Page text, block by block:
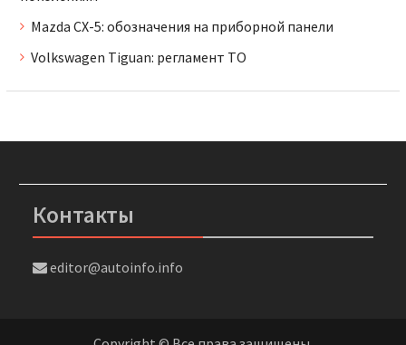
Mazda CX-5: обозначения на приборной панели
Volkswagen Tiguan: регламент ТО
Контакты
editor@autoinfo.info